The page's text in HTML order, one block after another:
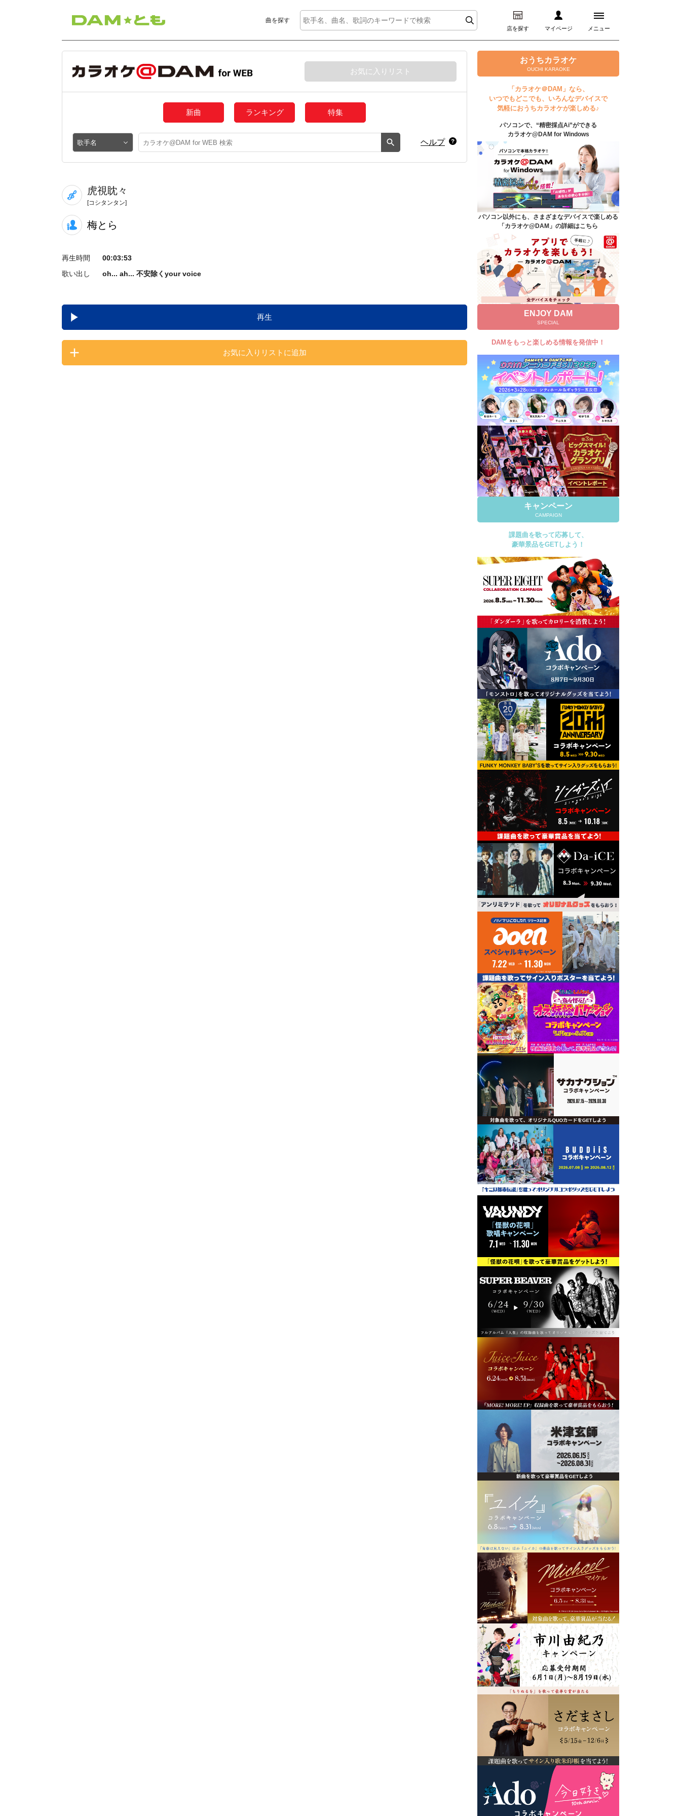
曲を探す
店を探す マイページ メニュー
ログイン
マイページ
プレミアムサービス
DAM★とも動画
DAM★とも録音
カラオケ＠DAM
ユーザー検索
キャンペーン
よくあるご質問
DAMの新曲・ランキングなど
カラオケ最新情報をチェック！
自宅でカラオケ歌い放題！
家族や友達と一緒に！練習にも！
お気に入りリスト
新曲 ランキング 特集
ヘルプ
虎視眈々
[コシタンタン]
梅とら
再生時間
00:03:53
歌い出し
oh... ah... 不安除くyour voice
再生
お気に入りリストに追加
おうちカラオケ
OUCHI KARAOKE
「カラオケ＠DAM」なら、
いつでもどこでも、いろんなデバイスで
気軽におうちカラオケが楽しめる♪
パソコンで、“精密採点Ai”ができる
カラオケ@DAM for Windows
パソコン以外にも、さまざまなデバイスで楽しめる
「カラオケ@DAM」の詳細はこちら
ENJOY DAM
SPECIAL
DAMをもっと楽しめる情報を発信中！
キャンペーン
CAMPAIGN
課題曲を歌って応募して、
豪華景品をGETしよう！